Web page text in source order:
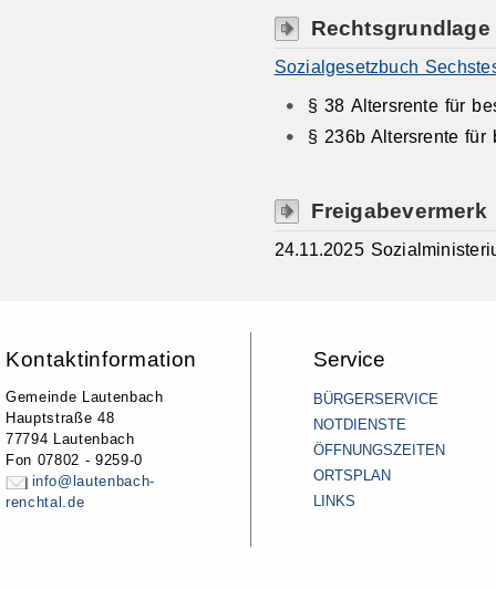
Rechtsgrundlage
Sozialgesetzbuch
§ 38 Altersrente für
§ 236b Altersrente für
Freigabevermerk
24.11.2025
Kontaktinformation
Gemeinde Lautenbach
Hauptstraße 48
77794 Lautenbach
Fon 07802 - 9259-0
info@lautenbach-
renchtal.de
Service
BÜRGERSERVICE
NOTDIENSTE
ÖFFNUNGSZEITEN
ORTSPLAN
LINKS